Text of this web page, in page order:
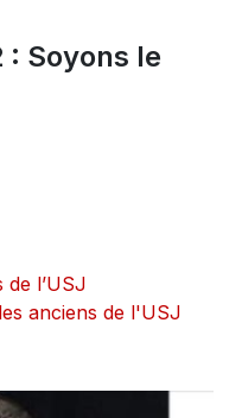
Soyons le
l’USJ
anciens de l'USJ